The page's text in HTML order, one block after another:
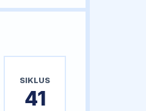
SIKLUS
41